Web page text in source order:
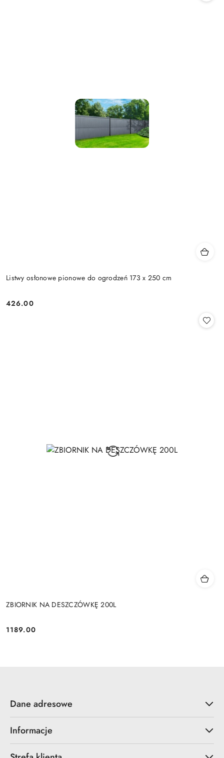
Listwy osłonowe pionowe do ogrodzeń 173 x 250 cm
Cena:
426.00
ZBIORNIK NA DESZCZÓWKĘ 200L
Cena:
1189.00
Dane adresowe
Informacje